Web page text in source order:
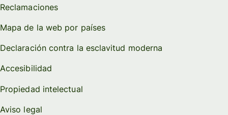
Reclamaciones
Mapa de la web por países
Declaración contra la esclavitud moderna
Accesibilidad
Propiedad intelectual
Aviso legal